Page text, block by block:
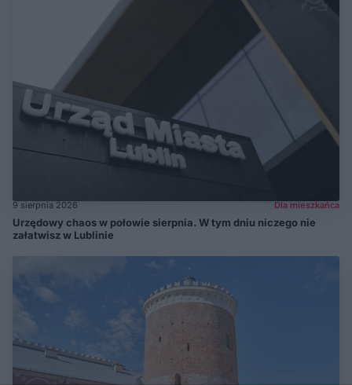
9 sierpnia 2026 Dla mieszkańca
Urzędowy chaos w połowie sierpnia. W tym dniu niczego nie
załatwisz w Lublinie